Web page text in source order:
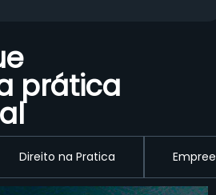
prática
Direito na Pratica